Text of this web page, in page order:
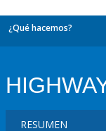
¿Qué hacemos?